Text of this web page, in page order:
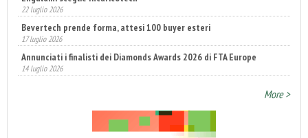
Bevertech prende forma, attesi 100 buyer esteri
17 luglio 2026
Annunciati i finalisti dei Diamonds Awards 2026 di FTA Europe
14 luglio 2026
Fatturato record per l'industria cosmetica in Italia
10 luglio 2026
More >